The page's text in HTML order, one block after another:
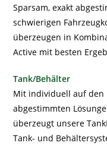
Sparsam, exakt
schwierigen
überzeugen in
Active mit besten
Tank/Behälter
Mit individuell auf den
abgestimmten
überzeugt unsere
Tank- und